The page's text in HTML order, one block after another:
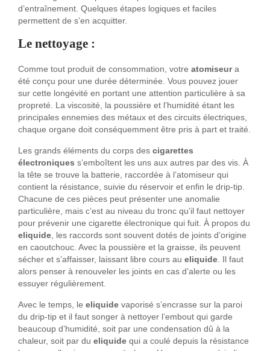
d’entraînement. Quelques étapes logiques et faciles
permettent de s’en acquitter.
Le nettoyage :
Comme tout produit de consommation, votre atomiseur a
été conçu pour une durée déterminée. Vous pouvez jouer
sur cette longévité en portant une attention particulière à sa
propreté. La viscosité, la poussière et l’humidité étant les
principales ennemies des métaux et des circuits électriques,
chaque organe doit conséquemment être pris à part et traité.
Les grands éléments du corps des cigarettes
électroniques s’emboîtent les uns aux autres par des vis. À
la tête se trouve la batterie, raccordée à l’atomiseur qui
contient la résistance, suivie du réservoir et enfin le drip-tip.
Chacune de ces pièces peut présenter une anomalie
particulière, mais c’est au niveau du tronc qu’il faut nettoyer
pour prévenir une cigarette électronique qui fuit. À propos du
eliquide, les raccords sont souvent dotés de joints d’origine
en caoutchouc. Avec la poussière et la graisse, ils peuvent
sécher et s’affaisser, laissant libre cours au eliquide. Il faut
alors penser à renouveler les joints en cas d’alerte ou les
essuyer régulièrement.
Avec le temps, le eliquide vaporisé s’encrasse sur la paroi
du drip-tip et il faut songer à nettoyer l’embout qui garde
beaucoup d’humidité, soit par une condensation dû à la
chaleur, soit par du eliquide qui a coulé depuis la résistance